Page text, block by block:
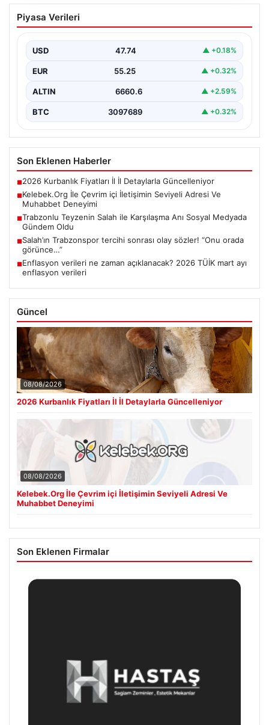
Kelebek.Org İle Çevrim içi İletişimin
Seviyeli Adresi Ve Muhabbet Deneyimi
oluşturması kritik bir değer ifade etmektedir. Halen…
Piyasa Verileri
USD 47.74 ▲ +0.18%
EUR 55.25 ▲ +0.32%
ALTIN 6660.6 ▲ +2.59%
BTC 3097689 ▲ +0.32%
Son Eklenen Haberler
■2026 Kurbanlık Fiyatları İl İl Detaylarla Güncelleniyor
■Kelebek.Org İle Çevrim içi İletişimin Seviyeli Adresi Ve
Muhabbet Deneyimi
■Trabzonlu Teyzenin Salah ile Karşılaşma Anı Sosyal Medyada
Gündem Oldu
■Salah’ın Trabzonspor tercihi sonrası olay sözler! “Onu orada
görünce…”
■Enflasyon verileri ne zaman açıklanacak? 2026 TÜİK mart ayı
enflasyon verileri
Güncel
08/08/2026
2026 Kurbanlık Fiyatları İl İl Detaylarla Güncelleniyor
08/08/2026
Kelebek.Org İle Çevrim içi İletişimin Seviyeli Adresi Ve
Muhabbet Deneyimi
Son Eklenen Firmalar